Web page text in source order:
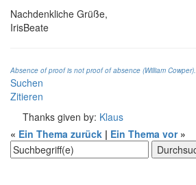
Nachdenkliche Grüße,
IrisBeate
Absence of proof is not proof of absence (William Cowper).
Suchen
Zitieren
Thanks given by: Klaus
« Ein Thema zurück | Ein Thema vor»